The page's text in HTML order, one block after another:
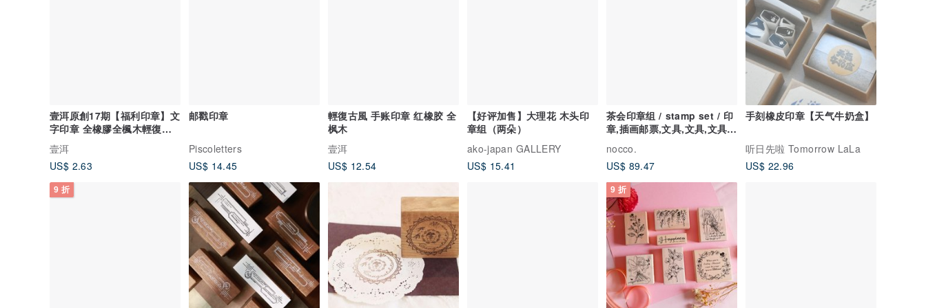
壹洱原創17期【福利印章】文
字印章 全橡膠全楓木輕復古
鹽系手帳
壹洱
US$ 2.63
邮戳印章
Piscoletters
US$ 14.45
輕復古風 手账印章 红橡胶 全
枫木
壹洱
US$ 12.54
【好评加售】大理花 木头印
章组（两朵）
ako-japan GALLERY
US$ 15.41
茶会印章组 / stamp set / 印
章,插画邮票,文具,文具,文具,
nocco.
US$ 89.47
手刻橡皮印章【天气牛奶盒】
听日先啦 Tomorrow LaLa
US$ 22.96
9 折 9 折